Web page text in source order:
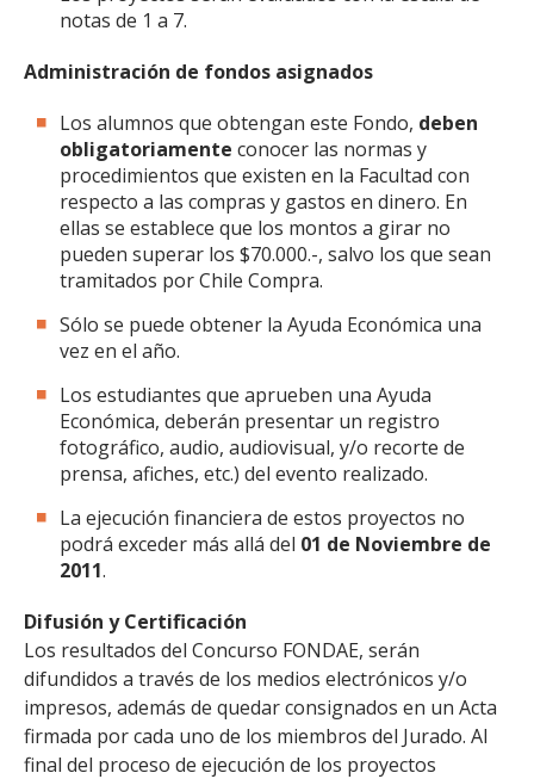
notas de 1 a 7.
Administración de fondos asignados
Los alumnos que obtengan este Fondo, deben
obligatoriamente conocer las normas y
procedimientos que existen en la Facultad con
respecto a las compras y gastos en dinero. En
ellas se establece que los montos a girar no
pueden superar los $70.000.-, salvo los que sean
tramitados por Chile Compra.
Sólo se puede obtener la Ayuda Económica una
vez en el año.
Los estudiantes que aprueben una Ayuda
Económica, deberán presentar un registro
fotográfico, audio, audiovisual, y/o recorte de
prensa, afiches, etc.) del evento realizado.
La ejecución financiera de estos proyectos no
podrá exceder más allá del 01 de Noviembre de
2011.
Difusión y Certificación
Los resultados del Concurso FONDAE, serán
difundidos a través de los medios electrónicos y/o
impresos, además de quedar consignados en un Acta
firmada por cada uno de los miembros del Jurado. Al
final del proceso de ejecución de los proyectos